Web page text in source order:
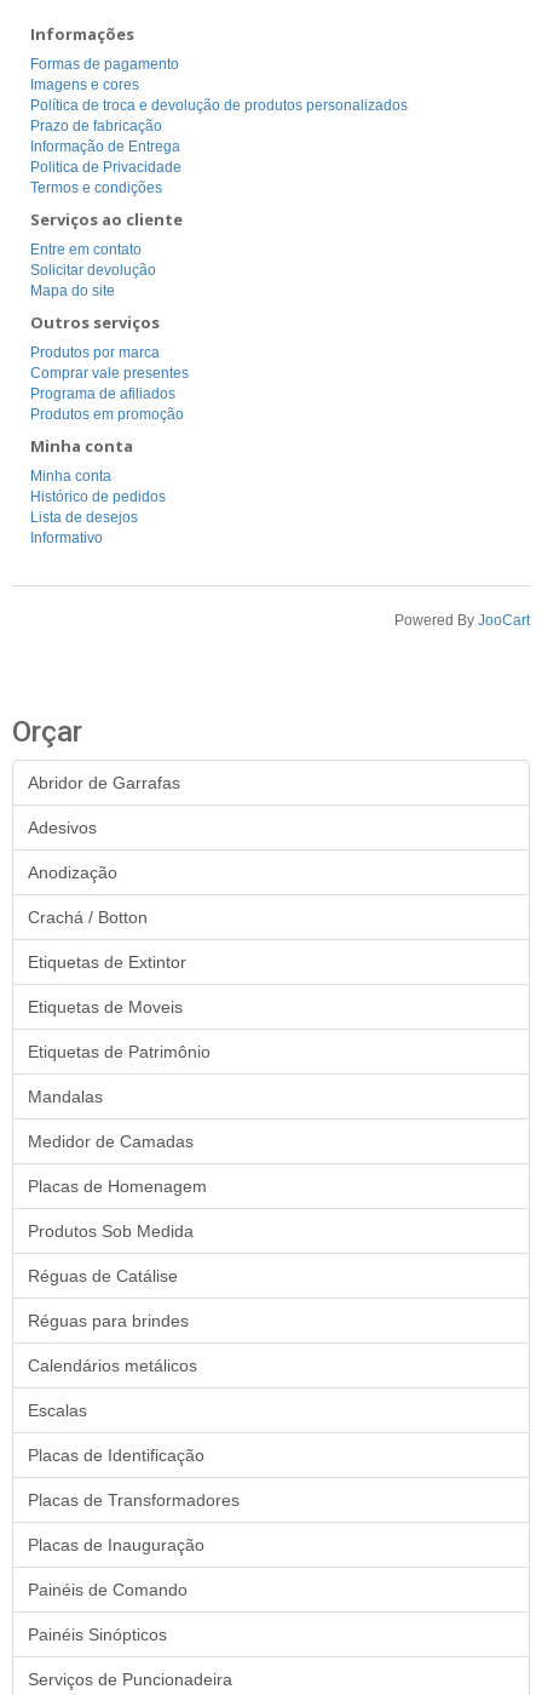
Informações
Formas de pagamento
Imagens e cores
Política de troca e devolução de produtos personalizados
Prazo de fabricação
Informação de Entrega
Politica de Privacidade
Termos e condições
Serviços ao cliente
Entre em contato
Solicitar devolução
Mapa do site
Outros serviços
Produtos por marca
Comprar vale presentes
Programa de afiliados
Produtos em promoção
Minha conta
Minha conta
Histórico de pedidos
Lista de desejos
Informativo
Powered By JooCart
Orçar
Abridor de Garrafas
Adesivos
Anodização
Crachá / Botton
Etiquetas de Extintor
Etiquetas de Moveis
Etiquetas de Patrimônio
Mandalas
Medidor de Camadas
Placas de Homenagem
Produtos Sob Medida
Réguas de Catálise
Réguas para brindes
Calendários metálicos
Escalas
Placas de Identificação
Placas de Transformadores
Placas de Inauguração
Painéis de Comando
Painéis Sinópticos
Serviços de Puncionadeira